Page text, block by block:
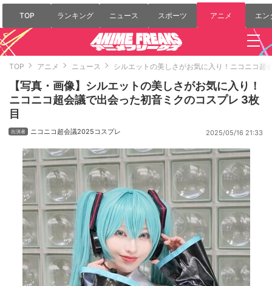
TOP ランキング ニュース スポーツ アニメ エン
TOP アニメ ニュース シルエットの美しさがお気に入り！ニコニコ超
【写真・画像】シルエットの美しさがお気に入り！
ニコニコ超会議で出会った初音ミクのコスプレ 3枚
目
ニコニコ超会議2025コスプレ 2025/05/16 21:33